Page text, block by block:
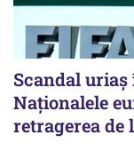
Scandal uriaş
Naţionalele
retragerea de